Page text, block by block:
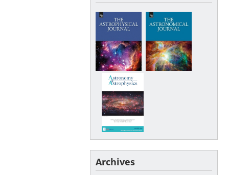
Archives